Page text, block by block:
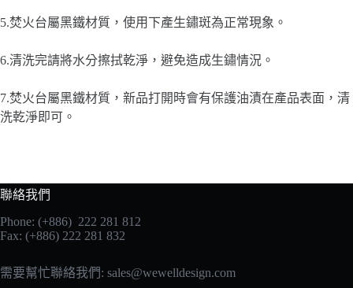
5.焚火台屬黑鐵材質，使用下產生鏽斑為正常現象。
6.清洗完請將水分擦拭乾淨，避免造成生鏽情況。
7.焚火台屬黑鐵材質，新品打開時會有保護油漬在產品表面，清
洗乾淨即可。
聯絡我們
Phone: (+886) 222 281 812
Fax: (+886) 222 281 832
需要幫忙聯絡我們: sales@wewelldesign.com